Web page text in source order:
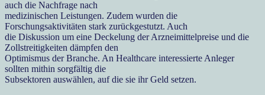
auch die Nachfrage nach
medizinischen Leistungen. Zudem wurden die
Forschungsaktivitäten stark zurückgestutzt. Auch
die Diskussion um eine Deckelung der Arzneimittelpreise und die
Zollstreitigkeiten dämpfen den
Optimismus der Branche. An Healthcare interessierte Anleger
sollten mithin sorgfältig die
Subsektoren auswählen, auf die sie ihr Geld setzen.